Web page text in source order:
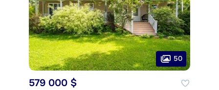
50
579 000 $